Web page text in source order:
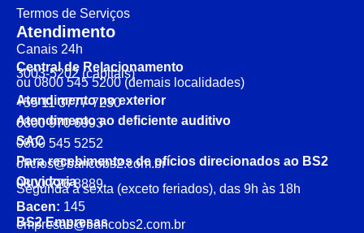
Termos de Serviços
Atendimento
Canais 24h
Central de Relacionamento
3003-5202 (capitais)
ou 0800 545 5200 (demais localidades)
Atendimento no exterior
+55 11 3777-7230
Atendimento ao deficiente auditivo
0800 970 6993
SAC
0800 545 5252
Para recebimentos de ofícios direcionados ao BS2
oficios@bancobs2.com.br
Ouvidoria
0800 726 8889
Segunda a sexta (exceto feriados), das 9h às 18h
Bacen: 145
BS2 Empresas
empresas@bancobs2.com.br